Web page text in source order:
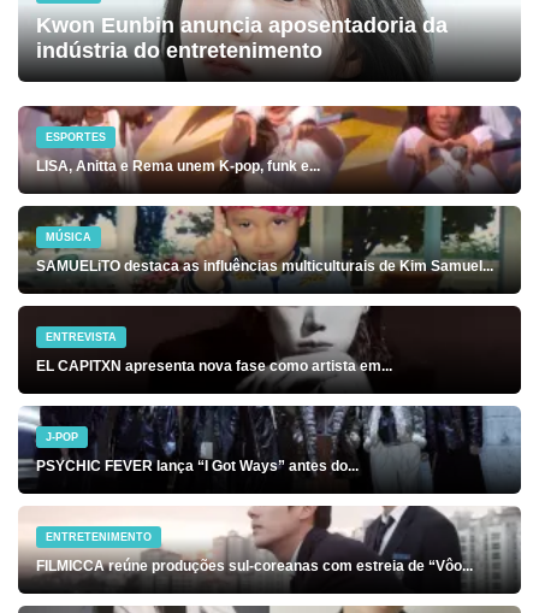
Kwon Eunbin anuncia aposentadoria da
indústria do entretenimento
ESPORTES
LISA, Anitta e Rema unem K-pop, funk e...
MÚSICA
SAMUELiTO destaca as influências multiculturais de Kim Samuel...
ENTREVISTA
EL CAPITXN apresenta nova fase como artista em...
J-POP
PSYCHIC FEVER lança “I Got Ways” antes do...
ENTRETENIMENTO
FILMICCA reúne produções sul-coreanas com estreia de “Vôo...